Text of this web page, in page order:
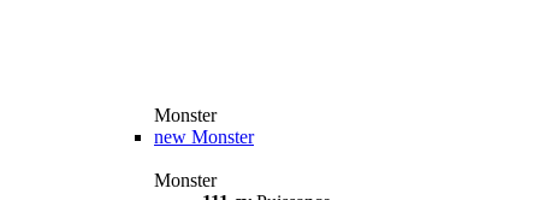
Monster
new Monster
Monster